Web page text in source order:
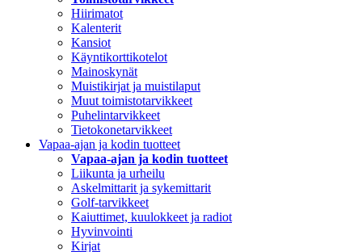
Hiirimatot
Kalenterit
Kansiot
Käyntikorttikotelot
Mainoskynät
Muistikirjat ja muistilaput
Muut toimistotarvikkeet
Puhelintarvikkeet
Tietokonetarvikkeet
Vapaa-ajan ja kodin tuotteet
Vapaa-ajan ja kodin tuotteet
Liikunta ja urheilu
Askelmittarit ja sykemittarit
Golf-tarvikkeet
Kaiuttimet, kuulokkeet ja radiot
Hyvinvointi
Kirjat